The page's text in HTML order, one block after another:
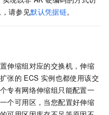
请参见默认凭据链。
伸缩组对应的交换机，伸缩
张的 ECS 实例也都使用该交
专有网络伸缩组只能配置一
个可用区，当您配置好伸缩